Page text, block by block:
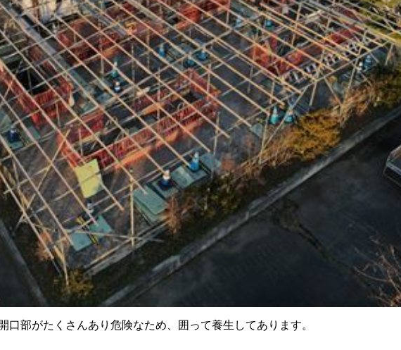
部がたくさんあり危険なため、囲って養生してあります。